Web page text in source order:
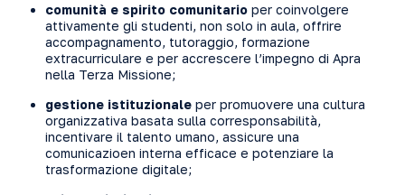
comunità e spirito comunitario per coinvolgere
attivamente gli studenti, non solo in aula, offrire
accompagnamento, tutoraggio, formazione
extracurriculare e per accrescere l’impegno di Apra
nella Terza Missione;
gestione istituzionale per promuovere una cultura
organizzativa basata sulla corresponsabilità,
incentivare il talento umano, assicure una
comunicazioen interna efficace e potenziare la
trasformazione digitale;